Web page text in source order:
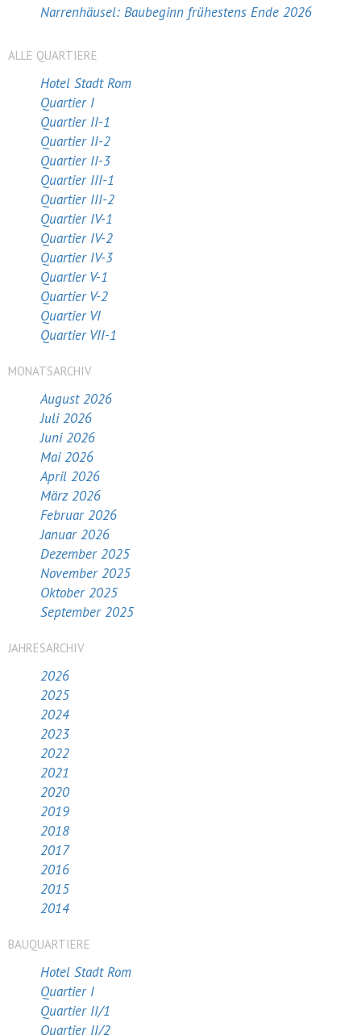
Narrenhäusel: Baubeginn frühestens Ende 2026
ALLE QUARTIERE
Hotel Stadt Rom
Quartier I
Quartier II-1
Quartier II-2
Quartier II-3
Quartier III-1
Quartier III-2
Quartier IV-1
Quartier IV-2
Quartier IV-3
Quartier V-1
Quartier V-2
Quartier VI
Quartier VII-1
MONATSARCHIV
August 2026
Juli 2026
Juni 2026
Mai 2026
April 2026
März 2026
Februar 2026
Januar 2026
Dezember 2025
November 2025
Oktober 2025
September 2025
JAHRESARCHIV
2026
2025
2024
2023
2022
2021
2020
2019
2018
2017
2016
2015
2014
BAUQUARTIERE
Hotel Stadt Rom
Quartier I
Quartier II/1
Quartier II/2